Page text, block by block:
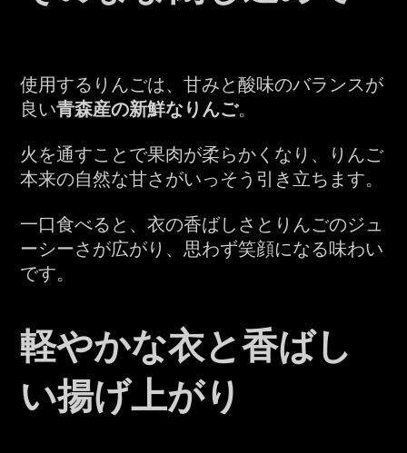
使用するりんごは、甘みと酸味のバランスが
良い青森産の新鮮なりんご。
火を通すことで果肉が柔らかくなり、りんご
本来の自然な甘さがいっそう引き立ちます。
一口食べると、衣の香ばしさとりんごのジュ
ーシーさが広がり、思わず笑顔になる味わい
です。
軽やかな衣と香ばし
い揚げ上がり